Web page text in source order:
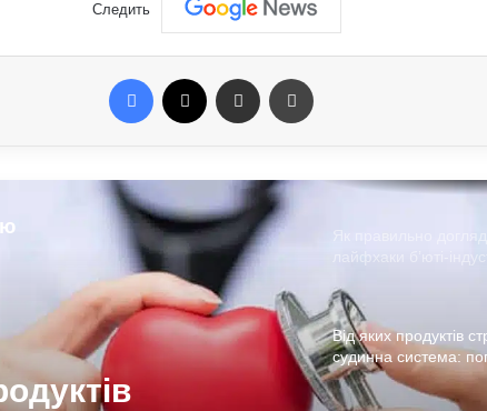
Следить
Facebook Отправить e-mail
Астропрогноз на
2026 року: початок
Як правильно
лайфхаки б’юті-
Від яких продуктів
судинна система:
лікарів